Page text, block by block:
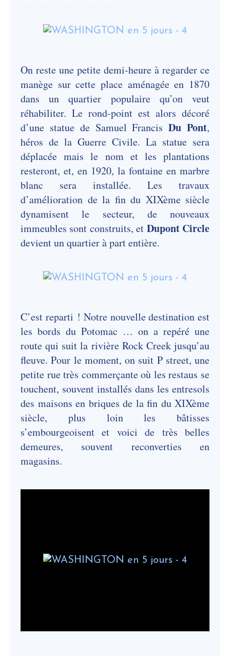
On reste une petite demi-heure à regarder ce
manège sur cette place aménagée en 1870
dans un quartier populaire qu’on veut
réhabiliter. Le rond-point est alors décoré
d’une statue de Samuel Francis Du Pont,
héros de la Guerre Civile. La statue sera
déplacée mais le nom et les plantations
resteront, et, en 1920, la fontaine en marbre
blanc sera installée. Les travaux
d’amélioration de la fin du XIXème siècle
dynamisent le secteur, de nouveaux
immeubles sont construits, et Dupont Circle
devient un quartier à part entière.
C’est reparti ! Notre nouvelle destination est
les bords du Potomac … on a repéré une
route qui suit la rivière Rock Creek jusqu’au
fleuve. Pour le moment, on suit P street, une
petite rue très commerçante où les restaus se
touchent, souvent installés dans les entresols
des maisons en briques de la fin du XIXème
siècle, plus loin les bâtisses
s’embourgeoisent et voici de très belles
demeures, souvent reconverties en
magasins.